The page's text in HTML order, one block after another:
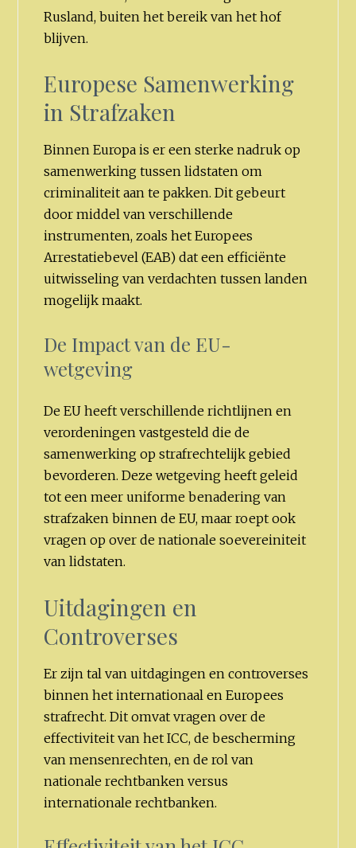
Rusland, buiten het bereik van het hof
blijven.
Europese Samenwerking
in Strafzaken
Binnen Europa is er een sterke nadruk op
samenwerking tussen lidstaten om
criminaliteit aan te pakken. Dit gebeurt
door middel van verschillende
instrumenten, zoals het Europees
Arrestatiebevel (EAB) dat een efficiënte
uitwisseling van verdachten tussen landen
mogelijk maakt.
De Impact van de EU-
wetgeving
De EU heeft verschillende richtlijnen en
verordeningen vastgesteld die de
samenwerking op strafrechtelijk gebied
bevorderen. Deze wetgeving heeft geleid
tot een meer uniforme benadering van
strafzaken binnen de EU, maar roept ook
vragen op over de nationale soevereiniteit
van lidstaten.
Uitdagingen en
Controverses
Er zijn tal van uitdagingen en controverses
binnen het internationaal en Europees
strafrecht. Dit omvat vragen over de
effectiviteit van het ICC, de bescherming
van mensenrechten, en de rol van
nationale rechtbanken versus
internationale rechtbanken.